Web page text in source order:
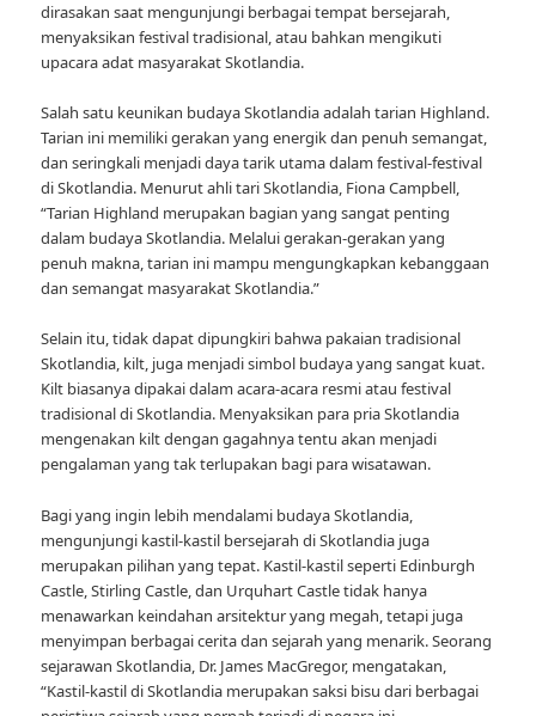
dirasakan saat mengunjungi berbagai tempat bersejarah,
menyaksikan festival tradisional, atau bahkan mengikuti
upacara adat masyarakat Skotlandia.
Salah satu keunikan budaya Skotlandia adalah tarian Highland.
Tarian ini memiliki gerakan yang energik dan penuh semangat,
dan seringkali menjadi daya tarik utama dalam festival-festival
di Skotlandia. Menurut ahli tari Skotlandia, Fiona Campbell,
“Tarian Highland merupakan bagian yang sangat penting
dalam budaya Skotlandia. Melalui gerakan-gerakan yang
penuh makna, tarian ini mampu mengungkapkan kebanggaan
dan semangat masyarakat Skotlandia.”
Selain itu, tidak dapat dipungkiri bahwa pakaian tradisional
Skotlandia, kilt, juga menjadi simbol budaya yang sangat kuat.
Kilt biasanya dipakai dalam acara-acara resmi atau festival
tradisional di Skotlandia. Menyaksikan para pria Skotlandia
mengenakan kilt dengan gagahnya tentu akan menjadi
pengalaman yang tak terlupakan bagi para wisatawan.
Bagi yang ingin lebih mendalami budaya Skotlandia,
mengunjungi kastil-kastil bersejarah di Skotlandia juga
merupakan pilihan yang tepat. Kastil-kastil seperti Edinburgh
Castle, Stirling Castle, dan Urquhart Castle tidak hanya
menawarkan keindahan arsitektur yang megah, tetapi juga
menyimpan berbagai cerita dan sejarah yang menarik. Seorang
sejarawan Skotlandia, Dr. James MacGregor, mengatakan,
“Kastil-kastil di Skotlandia merupakan saksi bisu dari berbagai